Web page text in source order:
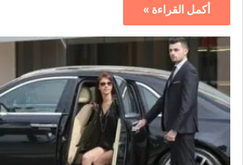
أكمل القراءة »